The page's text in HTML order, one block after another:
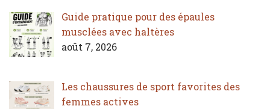
Guide pratique pour des épaules
musclées avec haltères
août 7, 2026
Les chaussures de sport favorites des
femmes actives